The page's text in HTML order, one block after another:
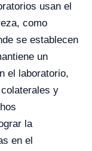
usan el
como
se establecen
un
el laboratorio,
y
la
en el